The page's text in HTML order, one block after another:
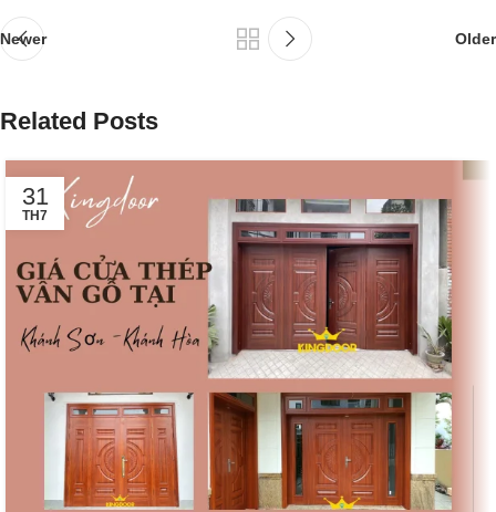
Newer Older
Related Posts
31
TH7